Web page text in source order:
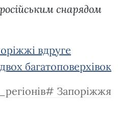
снарядом
вдруге
багатоповерхівок
Запоріжжя